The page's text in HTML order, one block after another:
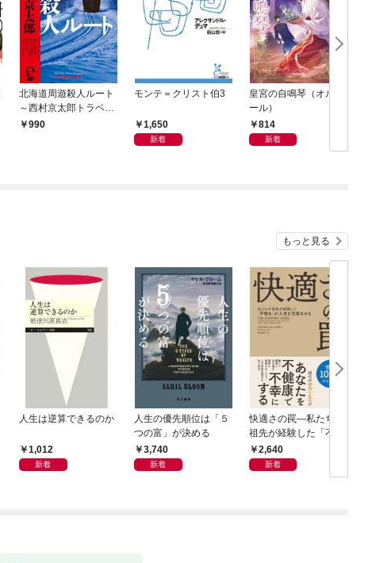
北海道周遊殺人ルート
～西村京太郎トラベル
ミステリー・セレクシ
990
モンテ＝クリスト伯3
1,650
新着
皇宮の自鳴琴（オルゴ
ール）
814
新着
もっと見る
人生は逆算できるのか
1,012
新着
人生の優先順位は「５
つの富」が決める
3,740
新着
快適さの罠―私たちの
祖先が経験した「不快
さ」が人生を充実させ
る
2,640
新着